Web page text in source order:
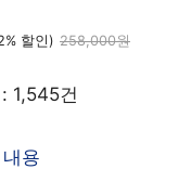
할인) 258,000원
1,545건
내용